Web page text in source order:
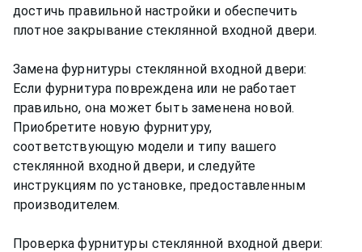
достичь правильной настройки и обеспечить
плотное закрывание стеклянной входной двери.
Замена фурнитуры стеклянной входной двери:
Если фурнитура повреждена или не работает
правильно, она может быть заменена новой.
Приобретите новую фурнитуру,
соответствующую модели и типу вашего
стеклянной входной двери, и следуйте
инструкциям по установке, предоставленным
производителем.
Проверка фурнитуры стеклянной входной двери: